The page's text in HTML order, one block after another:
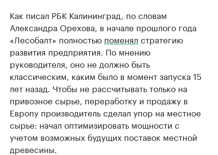
Как писал РБК Калининград, по словам
Александра Орехова, в начале прошлого года
«Лесобалт» полностью поменял стратегию
развития предприятия. По мнению
руководителя, оно не должно быть
классическим, каким было в момент запуска 15
лет назад. Чтобы не рассчитывать только на
привозное сырье, переработку и продажу в
Европу производитель сделал упор на местное
сырье: начал оптимизировать мощности с
учетом возможных будущих поставок местной
древесины.